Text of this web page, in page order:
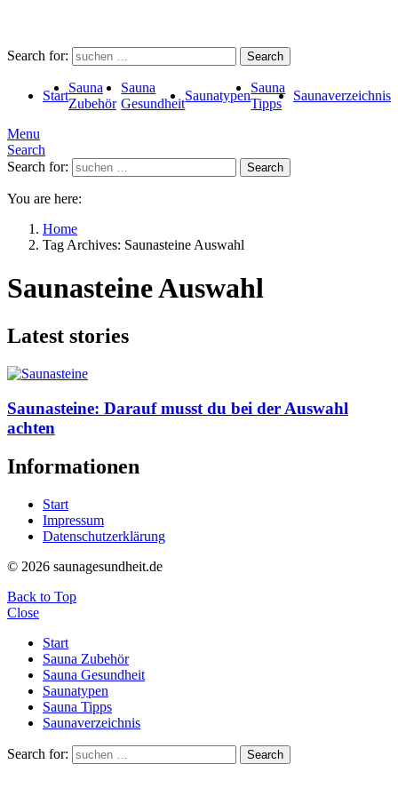
Search for: Search
Start
Sauna
Zubehör
Sauna
Gesundheit
Saunatypen
Sauna
Tipps
Saunaverzeichnis
Menu
Search
Search for:
Search
You are here:
Home
Tag Archives: Saunasteine Auswahl
Saunasteine Auswahl
Latest stories
Saunasteine: Darauf musst du bei der Auswahl
achten
Informationen
Start
Impressum
Datenschutzerklärung
© 2026 saunagesundheit.de
Back to Top
Close
Start
Sauna Zubehör
Sauna Gesundheit
Saunatypen
Sauna Tipps
Saunaverzeichnis
Search for: Search